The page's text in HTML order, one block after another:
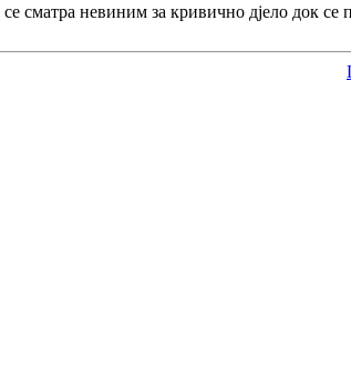
сматра невиним за кривично дјело док